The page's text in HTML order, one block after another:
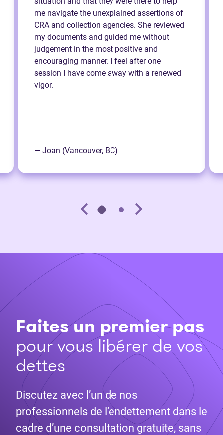
me navigate the unexplained assertions of
CRA and collection agencies. She reviewed
my documents and guided me without
judgement in the most positive and
encouraging manner. I feel after one
session I have come away with a renewed
vigor.
— Joan (Vancouver, BC)
Faites un premier pas
pour vous libérer de vos
dettes
Discutez avec l’un de nos
professionnels de l’endettement dans le
cadre d’une consultation gratuite, sans